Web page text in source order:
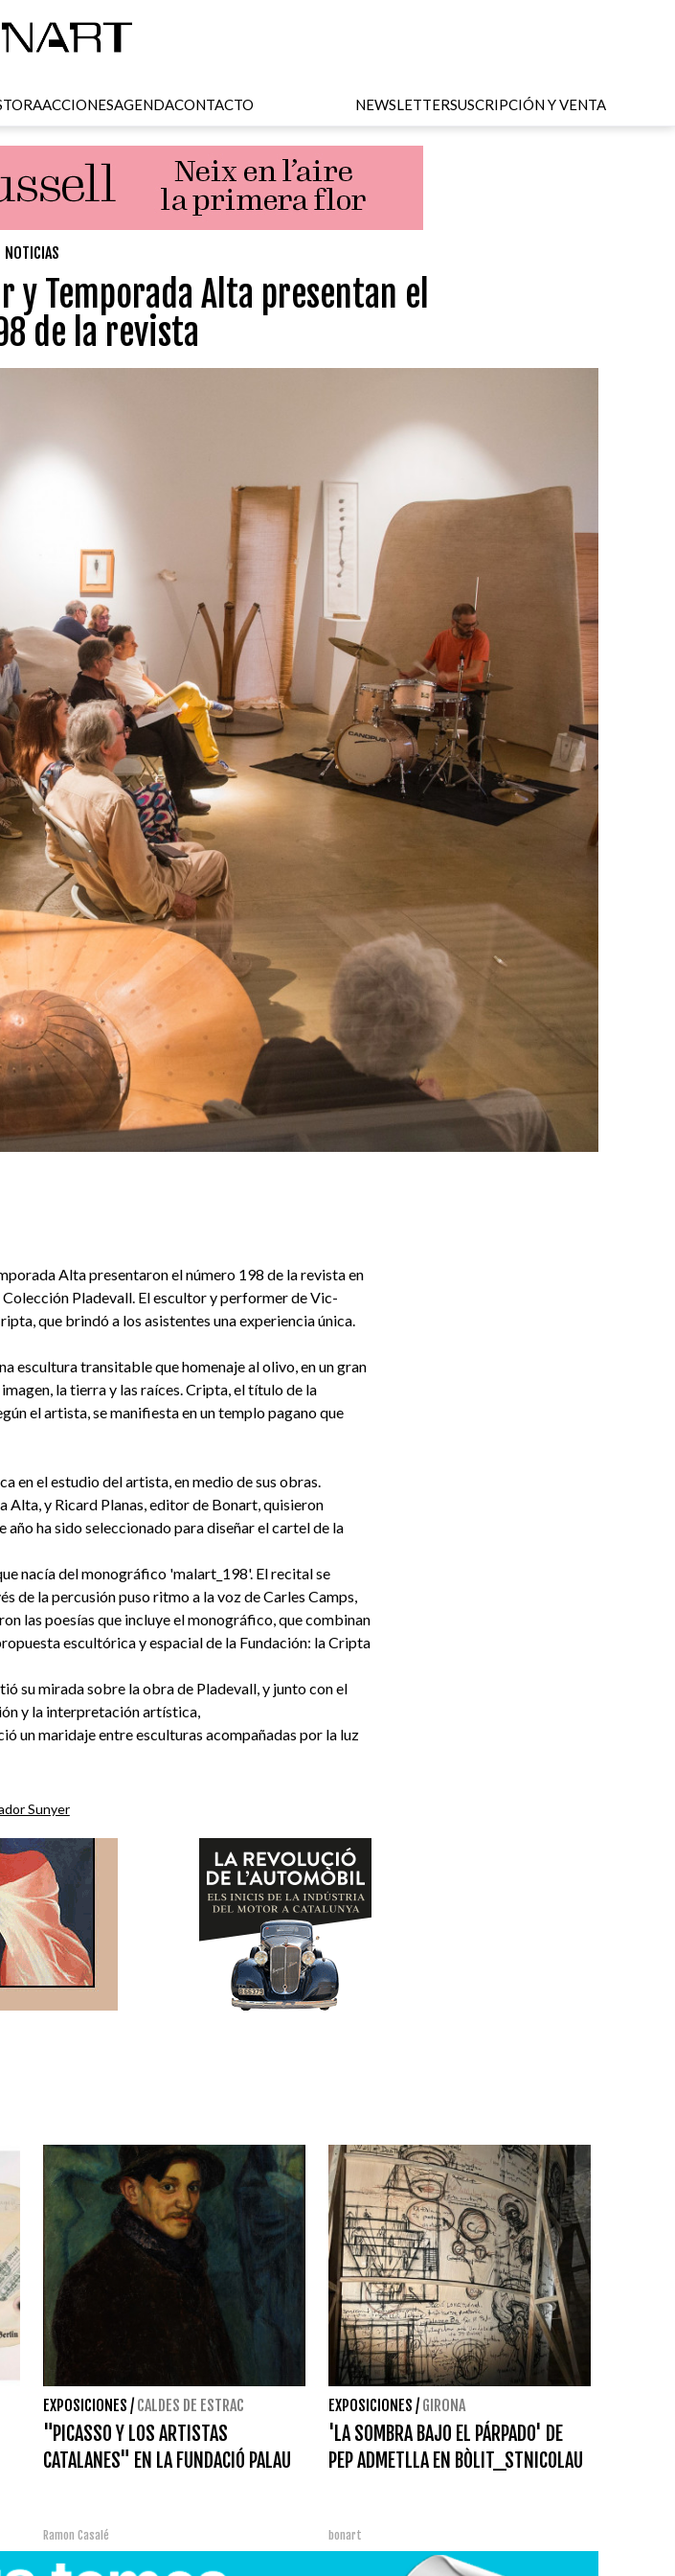
ACCIONESAGENDACONTACTO NEWSLETTERSUSCRIPCIÓN Y VENTA
NOTICIAS
y Temporada Alta presentan el
de la revista
Alta presentaron el número 198 de la revista en
Pladevall. El escultor y performer de Vic-
que brindó a los asistentes una experiencia única.
escultura transitable que homenaje al olivo, en un gran
la tierra y las raíces. Cripta, el título de la
el artista, se manifiesta en un templo pagano que
en el estudio del artista, en medio de sus obras.
y Ricard Planas, editor de Bonart, quisieron
ha sido seleccionado para diseñar el cartel de la
nacía del monográfico 'malart_198'. El recital se
de la percusión puso ritmo a la voz de Carles Camps,
las poesías que incluye el monográfico, que combinan
escultórica y espacial de la Fundación: la Cripta
su mirada sobre la obra de Pladevall, y junto con el
y la interpretación artística,
un maridaje entre esculturas acompañadas por la luz
Sunyer
EXPOSICIONES / CALDES DE ESTRAC
"PICASSO Y LOS ARTISTAS
CATALANES" EN LA FUNDACIÓ PALAU
Ramon Casalé
EXPOSICIONES / GIRONA
'LA SOMBRA BAJO EL PÁRPADO' DE
PEP ADMETLLA EN BÒLIT_STNICOLAU
bonart